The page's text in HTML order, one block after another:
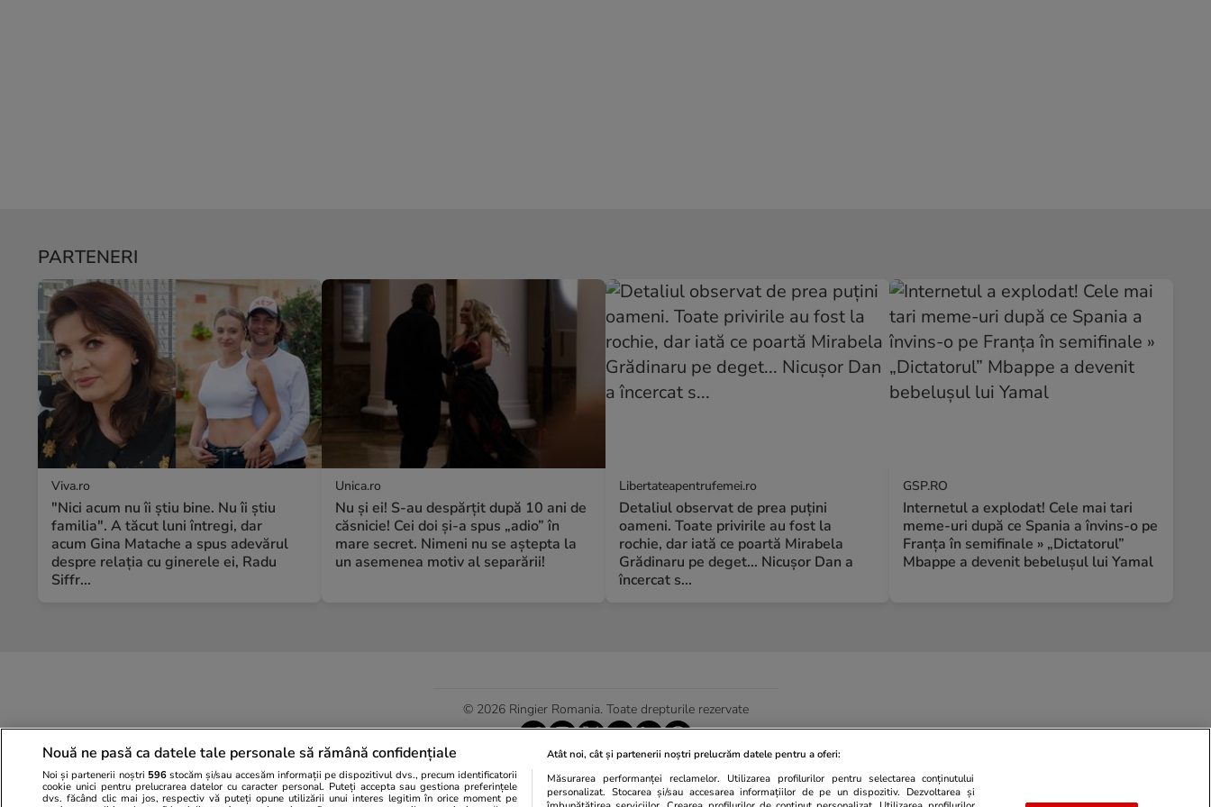
PARTENERI
Viva.ro
"Nici acum nu îi știu bine. Nu îi știu
familia". A tăcut luni întregi, dar
acum Gina Matache a spus adevărul
despre relația cu ginerele ei, Radu
Siffr...
Unica.ro
Nu și ei! S-au despărțit după 10 ani de
căsnicie! Cei doi și-a spus „adio” în
mare secret. Nimeni nu se aștepta la
un asemenea motiv al separării!
Libertateapentrufemei.ro
Detaliul observat de prea puțini
oameni. Toate privirile au fost la
rochie, dar iată ce poartă Mirabela
Grădinaru pe deget... Nicușor Dan a
încercat s...
GSP.RO
Internetul a explodat! Cele mai tari
meme-uri după ce Spania a învins-o pe
Franța în semifinale » „Dictatorul”
Mbappe a devenit bebelușul lui Yamal
© 2026 Ringier Romania. Toate drepturile rezervate
Actualizare preferințe cookies
Nouă ne pasă ca datele tale personale să rămână confidențiale
Noi și partenerii noștri 596stocăm și/sau accesăm informații pe dispozitivul dvs., precum identificatorii
cookie unici pentru prelucrarea datelor cu caracter personal. Puteți accepta sau gestiona preferințele
dvs. făcând clic mai jos, respectiv vă puteți opune utilizării unui interes legitim în orice moment pe
Atât noi, cât și partenerii noștri prelucrăm datele pentru a oferi:
Măsurarea performanței reclamelor. Utilizarea profilurilor pentru selectarea conținutului
personalizat. Stocarea și/sau accesarea informațiilor de pe un dispozitiv. Dezvoltarea și